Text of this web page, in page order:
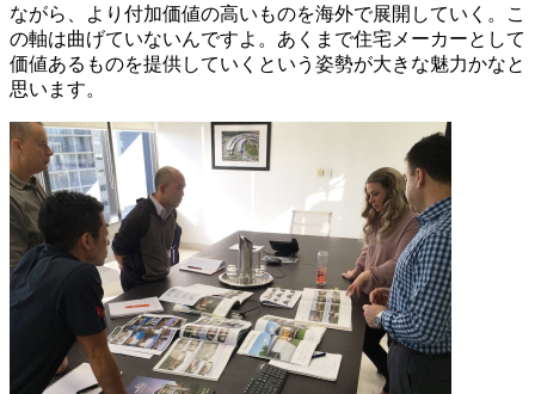
ながら、より付加価値の高いものを海外で展開していく。こ
の軸は曲げていないんですよ。あくまで住宅メーカーとして
価値あるものを提供していくという姿勢が大きな魅力かなと
思います。